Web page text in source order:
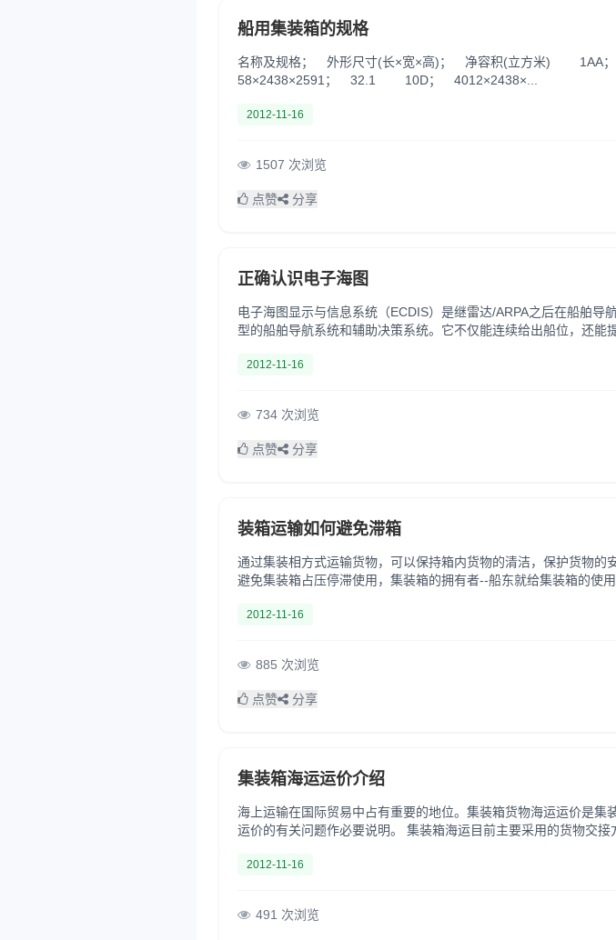
船用集装箱的规格
名称及规格； 外形尺寸(长×宽×高)； 净容积(立方米)
58×2438×2591； 32.1 10D； 4012×2438×...
2012-11-16
1507 次浏览
点赞 分享
正确认识电子海图
电子海图显示与信息系统（ECDIS）是继雷达/ARPA之后在船舶导
型的船舶导航系统和辅助决策系统。它不仅能连续给出船位，还能
2012-11-16
734 次浏览
点赞 分享
装箱运输如何避免滞箱
通过集装相方式运输货物，可以保持箱内货物的清洁，保护货物的
避免集装箱占压停滞使用，集装箱的拥有者--船东就给集装箱的使
2012-11-16
885 次浏览
点赞 分享
集装箱海运运价介绍
海上运输在国际贸易中占有重要的地位。集装箱货物海运运价是
运价的有关问题作必要说明。 集装箱海运目前主要采用的货物交接方式有3种,即CY-CY、CY-CFS和CFS-CFS。 1.C
2012-11-16
491 次浏览